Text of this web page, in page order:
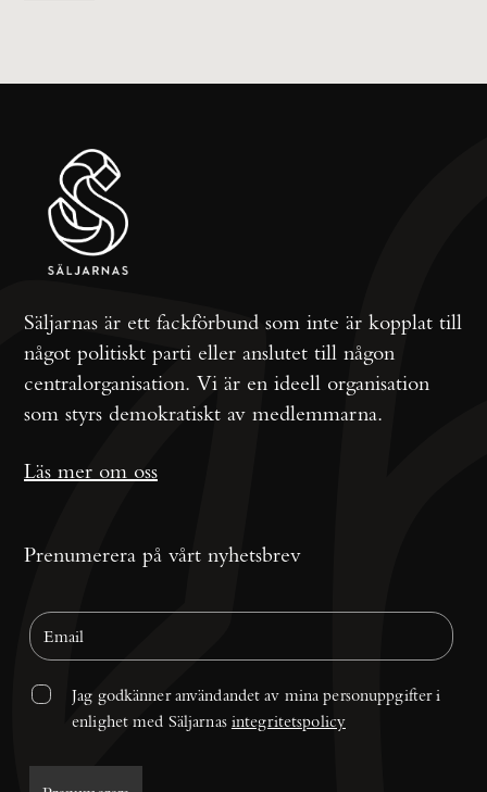
Säljarnas är ett fackförbund som inte är kopplat till
något politiskt parti eller anslutet till någon
centralorganisation. Vi är en ideell organisation
som styrs demokratiskt av medlemmarna.
Läs mer om oss
Prenumerera på vårt nyhetsbrev
Jag godkänner användandet av mina personuppgifter i
enlighet med Säljarnas integritetspolicy